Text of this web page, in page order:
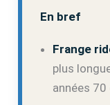
En bref
Frange
plus
années